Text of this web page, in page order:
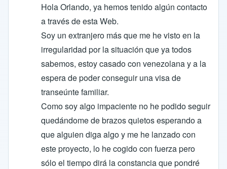
Hola Orlando, ya hemos tenido algún contacto
a través de esta Web.
Soy un extranjero más que me he visto en la
irregularidad por la situación que ya todos
sabemos, estoy casado con venezolana y a la
espera de poder conseguir una visa de
transeúnte familiar.
Como soy algo impaciente no he podido seguir
quedándome de brazos quietos esperando a
que alguien diga algo y me he lanzado con
este proyecto, lo he cogido con fuerza pero
sólo el tiempo dirá la constancia que pondré